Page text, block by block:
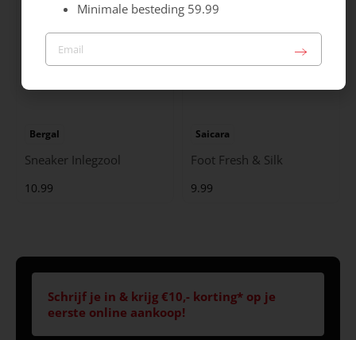
Bergal
Sneaker Inlegzool
10.99
Saicara
Foot Fresh & Silk
9.99
Schrijf je in & krijg €10,- korting* op je
eerste online aankoop!
Minimale besteding 59.99